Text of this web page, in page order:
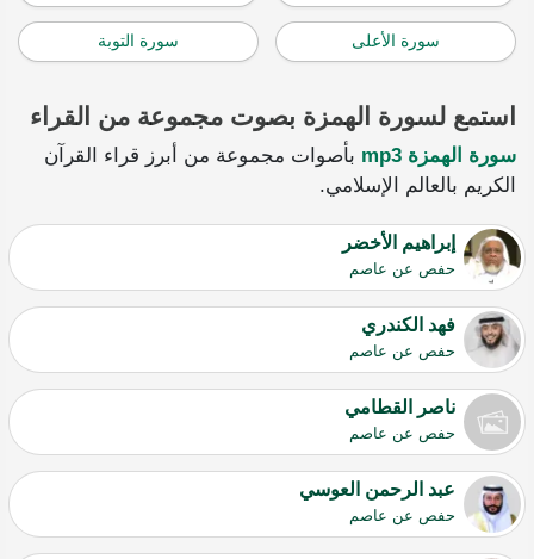
سورة الأعلى سورة التوبة
استمع لسورة الهمزة بصوت مجموعة من القراء
سورة الهمزة mp3
بأصوات مجموعة من أبرز قراء القرآن
الكريم بالعالم الإسلامي.
إبراهيم الأخضر
حفص عن عاصم
فهد الكندري
حفص عن عاصم
ناصر القطامي
حفص عن عاصم
عبد الرحمن العوسي
حفص عن عاصم